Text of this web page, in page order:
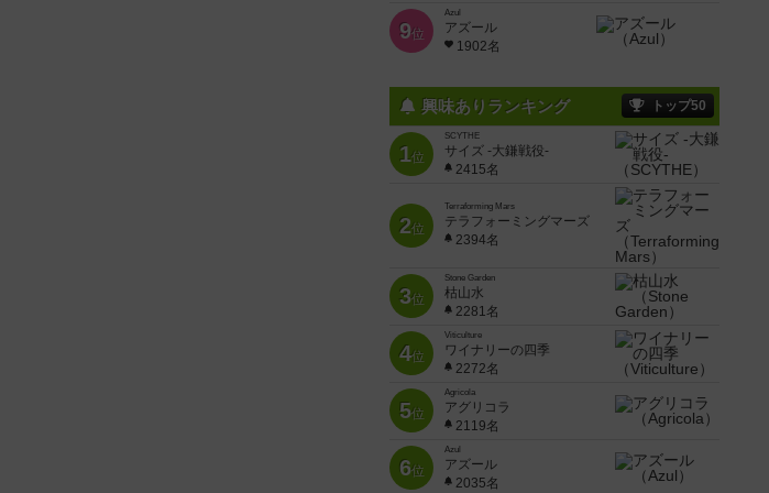
9位
Azul
アズール
1902名
興味ありランキング トップ50
1位
SCYTHE
サイズ -大鎌戦役-
2415名
2位
Terraforming Mars
テラフォーミングマーズ
2394名
3位
Stone Garden
枯山水
2281名
4位
Viticulture
ワイナリーの四季
2272名
5位
Agricola
アグリコラ
2119名
6位
Azul
アズール
2035名